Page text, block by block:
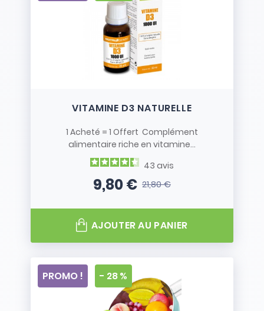
VITAMINE D3 NATURELLE
1 Acheté = 1 Offert Complément
alimentaire riche en vitamine...
43 avis
Prix
9,80 €Prix de base
21,80 €
AJOUTER AU PANIER
PROMO ! - 28 %